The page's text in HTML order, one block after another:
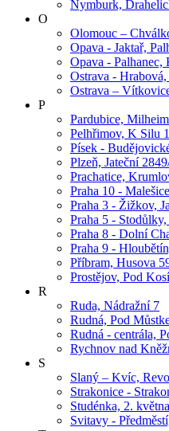
Nymburk,
O
Olomouc –
Opava - Jaktař,
Opava - Palhanec,
Ostrava -
Ostrava –
P
Pardubice,
Pelhřimov, K Silu
Písek -
Plzeň, Jateční
Prachatice,
Praha 10 -
Praha 3 - Žižkov,
Praha 5 -
Praha 8 - Dolní
Praha 9 -
Příbram, Husova
Prostějov, Pod
R
Ruda, Nádražní 7
Rudná, Pod
Rudná - centrála,
Rychnov nad
S
Slaný – Kvíc,
Strakonice -
Studénka, 2.
Svitavy -